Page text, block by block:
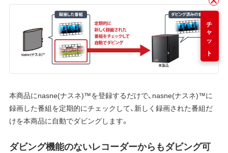
本商品にnasne(ナスネ)™を登録するだけで、nasne(ナスネ)™に
録画した番組を定期的にチェックして、新しく録画された番組だ
けを本商品に自動でダビングします。
ダビング機能のないレコーダーからもダビング可
チャット